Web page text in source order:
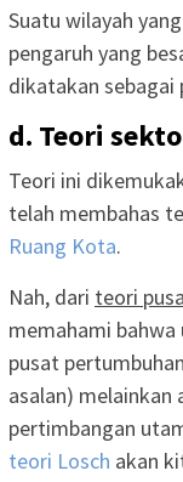
Suatu wilayah
pengaruh yang
dikatakan sebagai
d. Teori
Teori ini
telah membahas
Ruang Kota.
Nah, dari teori
memahami
pusat
asalan) melainkan
pertimbangan
teori Losch akan